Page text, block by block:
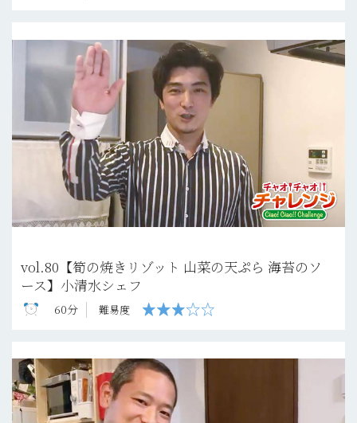
vol.80【筍の焼きリゾット 山菜の天ぷら 海苔のソ
ース】小清水シェフ
60分 難易度